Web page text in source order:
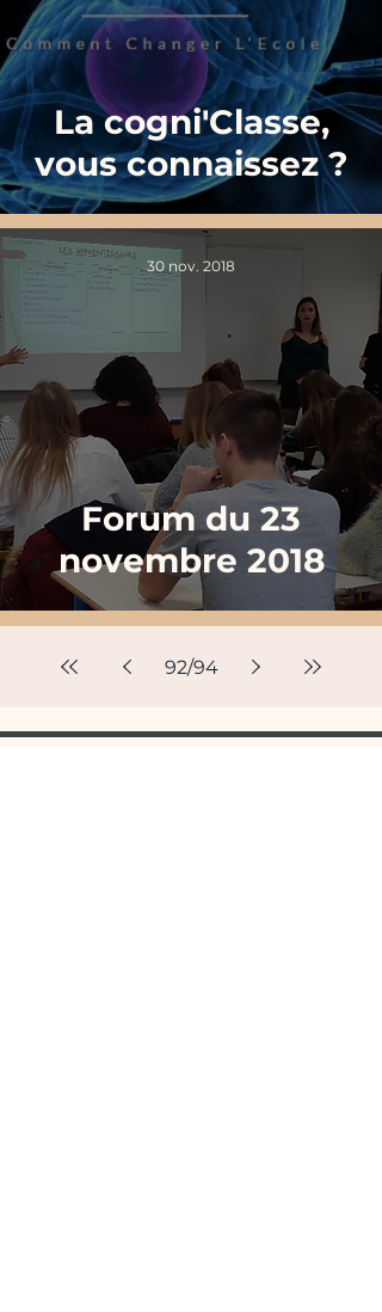
La cogni'Classe,
vous connaissez ?
Forum du 23
novembre 2018
30 nov. 2018
92/94